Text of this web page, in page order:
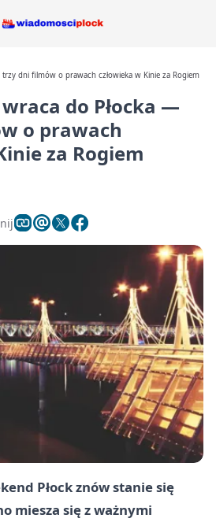
trzy dni filmów o prawach człowieka w Kinie za Rogiem
wraca do Płocka —
o prawach
za Rogiem
Płock znów stanie się
miesza się z ważnymi